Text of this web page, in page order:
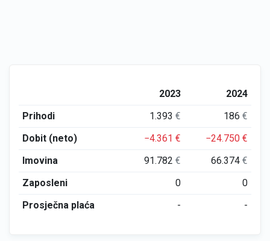
2023
2024
Prihodi
1.393€ 186€
Dobit (neto)
−4.361€ −24.750€
Imovina
91.782€ 66.374€
Zaposleni
0
0
Prosječna plaća
- -